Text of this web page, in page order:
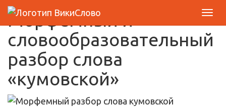
Морфемный и
словообразовательный
разбор слова
«кумовской»